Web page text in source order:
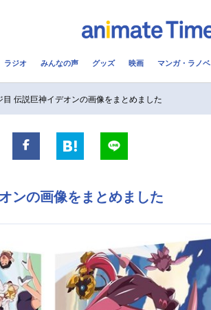
実写化映画一覧
男性声優/女性声優一覧
FOLLOW US
ラジオ みんなの声 グッズ 映画 マンガ・ラノベ
目 伝説巨神イデオンの画像をまとめました
ンの画像をまとめました